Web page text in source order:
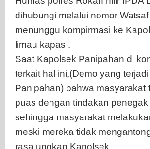
dihubungi melalui nomor Watsaf
menunggu kompirmasi ke
limau kapas .
Saat Kapolsek Panipahan di
terkait hal ini,(Demo yang terjadi
Panipahan) bahwa masyarakat
puas dengan tindakan penegak
sehingga masyarakat
meski mereka tidak
rasa,ungkap Kapolsek.